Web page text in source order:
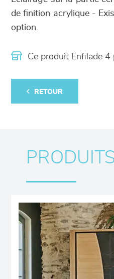
de finition acrylique -
option.
Ce produit Enfilade
RETOUR